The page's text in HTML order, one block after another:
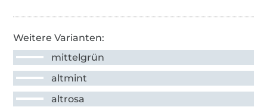
Weitere Varianten:
mittelgrün
altmint
altrosa